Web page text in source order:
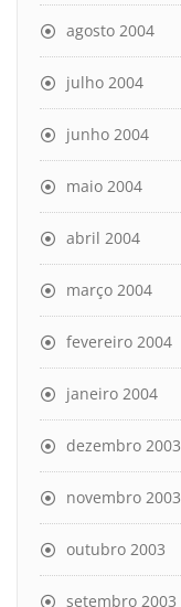
agosto 2004
julho 2004
junho 2004
maio 2004
abril 2004
março 2004
fevereiro 2004
janeiro 2004
dezembro 2003
novembro 2003
outubro 2003
setembro 2003